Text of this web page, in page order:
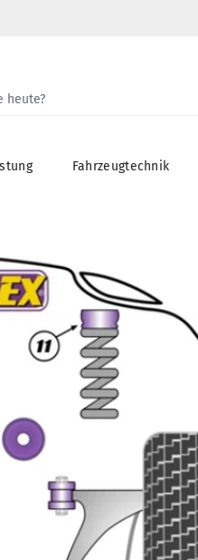
Fahrzeugtechnik